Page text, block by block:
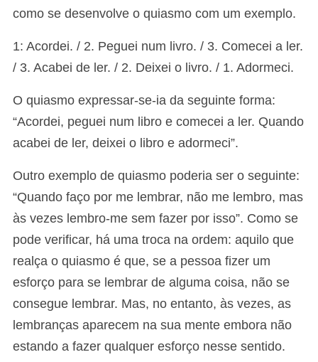
como se desenvolve o quiasmo com um exemplo.
1: Acordei. / 2. Peguei num livro. / 3. Comecei a ler.
/ 3. Acabei de ler. / 2. Deixei o livro. / 1. Adormeci.
O quiasmo expressar-se-ia da seguinte forma:
“Acordei, peguei num libro e comecei a ler. Quando
acabei de ler, deixei o libro e adormeci”.
Outro exemplo de quiasmo poderia ser o seguinte:
“Quando faço por me lembrar, não me lembro, mas
às vezes lembro-me sem fazer por isso”. Como se
pode verificar, há uma troca na ordem: aquilo que
realça o quiasmo é que, se a pessoa fizer um
esforço para se lembrar de alguma coisa, não se
consegue lembrar. Mas, no entanto, às vezes, as
lembranças aparecem na sua mente embora não
estando a fazer qualquer esforço nesse sentido.